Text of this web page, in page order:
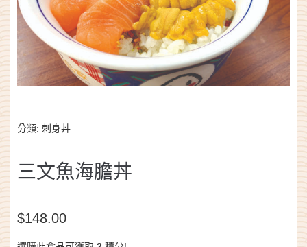
分類: 刺身丼
三文魚海膽丼
$148.00